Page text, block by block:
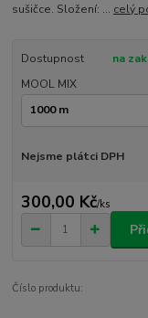
sušičce. Složení: ... celý
Dostupnost
na
MOOL MIX
Nejsme plátci DPH
300,00 Kč/ks
Číslo produktu: